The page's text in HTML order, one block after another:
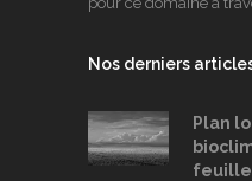
Nos derniers
Plan
feuille